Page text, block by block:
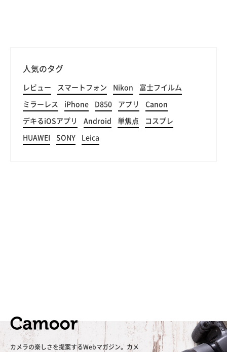
人気のタグ
レビュー スマートフォン Nikon 富士フイルム
ミラーレス iPhone D850 アプリ Canon
デキるiOSアプリ Android 単焦点 コスプレ
HUAWEI SONY Leica
カメラの楽しさを提案するWebマガジン。カメ